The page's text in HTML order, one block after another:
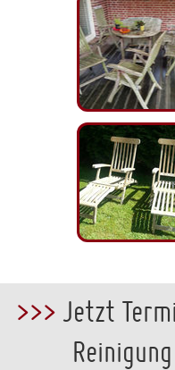
>>> Jetzt